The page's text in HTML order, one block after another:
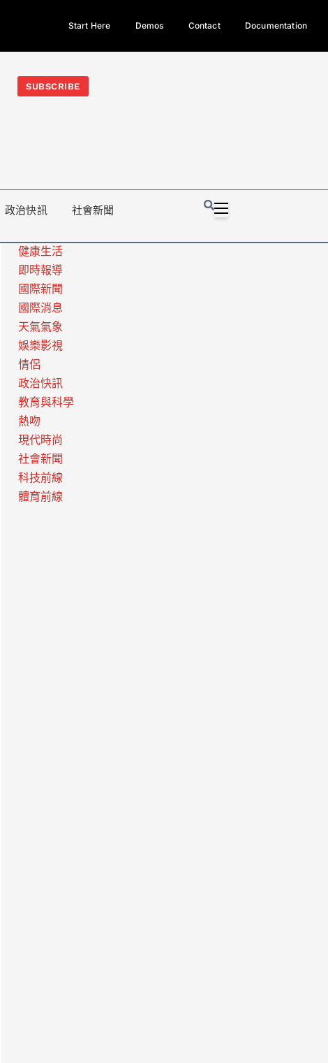
今日熱門新聞TOP3｜西拉雅族正式成第17個原住民族、立院電競
光電場回
Start Here Demos Contact Documentation
SUBSCRIBE
政治快訊 社會新聞
健康生活
即時報導
國際新聞
國際消息
天氣氣象
娛樂影視
情侶
政治快訊
教育與科學
熱吻
現代時尚
社會新聞
科技前線
體育前線